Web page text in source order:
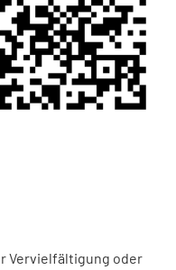
Vervielfältigung oder